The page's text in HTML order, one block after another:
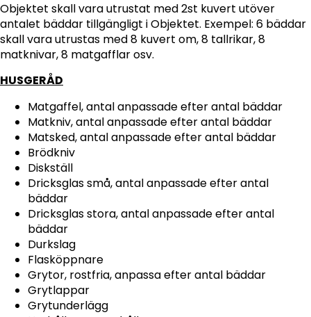
Objektet skall vara utrustat med 2st kuvert utöver
antalet bäddar tillgängligt i Objektet. Exempel: 6 bäddar
skall vara utrustas med 8 kuvert om, 8 tallrikar, 8
matknivar, 8 matgafflar osv.
HUSGERÅD
Matgaffel, antal anpassade efter antal bäddar
Matkniv, antal anpassade efter antal bäddar
Matsked, antal anpassade efter antal bäddar
Brödkniv
Diskställ
Dricksglas små, antal anpassade efter antal
bäddar
Dricksglas stora, antal anpassade efter antal
bäddar
Durkslag
Flasköppnare
Grytor, rostfria, anpassa efter antal bäddar
Grytlappar
Grytunderlägg